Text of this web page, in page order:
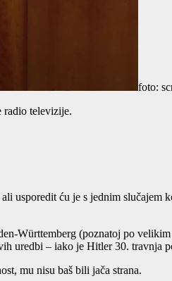
foto:
radio televizije.
usporedit ću je s jednim slučajem
Württemberg (poznatoj po velikim
uredbi – iako je Hitler 30. travnja
mu nisu baš bili jača strana.